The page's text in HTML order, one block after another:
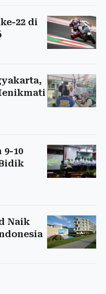
22 di
9-10
Naik